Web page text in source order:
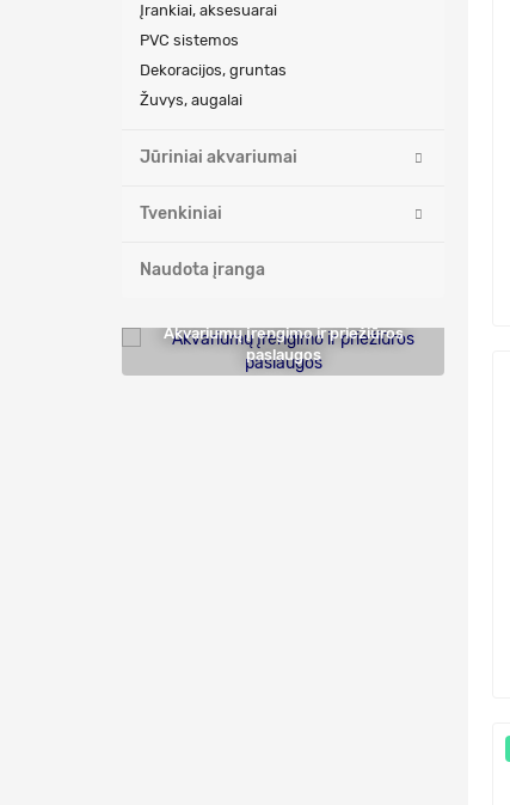
Įrankiai, aksesuarai
PVC sistemos
Dekoracijos, gruntas
Žuvys, augalai
Jūriniai akvariumai
Tvenkiniai
Naudota įranga
Akvariumų įrengimo ir priežiūros
paslaugos